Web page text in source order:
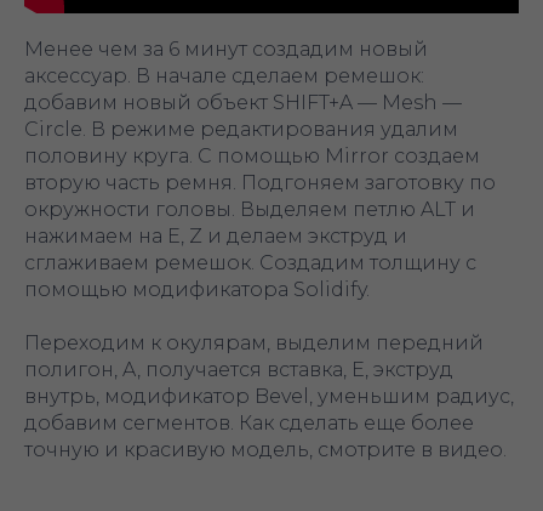
Менее чем за 6 минут создадим новый
аксессуар. В начале сделаем ремешок:
добавим новый объект SHIFT+A — Mesh —
Circle. В режиме редактирования удалим
половину круга. С помощью Mirror создаем
вторую часть ремня. Подгоняем заготовку по
окружности головы. Выделяем петлю ALT и
нажимаем на E, Z и делаем экструд и
сглаживаем ремешок. Создадим толщину с
помощью модификатора Solidify.
Переходим к окулярам, выделим передний
полигон, A, получается вставка, E, экструд
внутрь, модификатор Bevel, уменьшим радиус,
добавим сегментов. Как сделать еще более
точную и красивую модель, смотрите в видео.